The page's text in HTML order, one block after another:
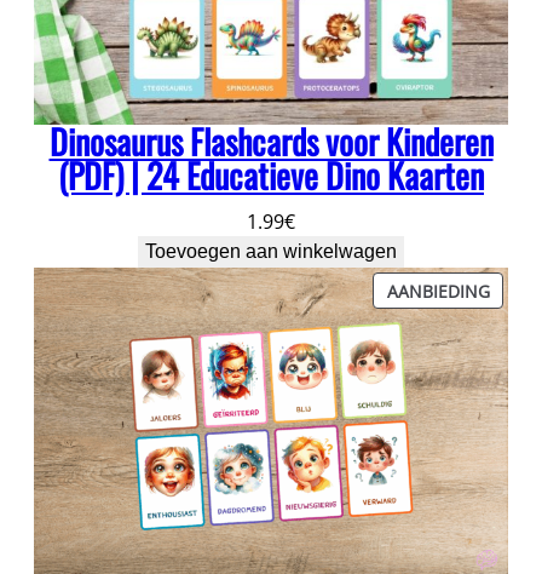
Dinosaurus Flashcards voor Kinderen
(PDF) | 24 Educatieve Dino Kaarten
1.99€
Toevoegen aan winkelwagen
AANBIEDING
IN
DE